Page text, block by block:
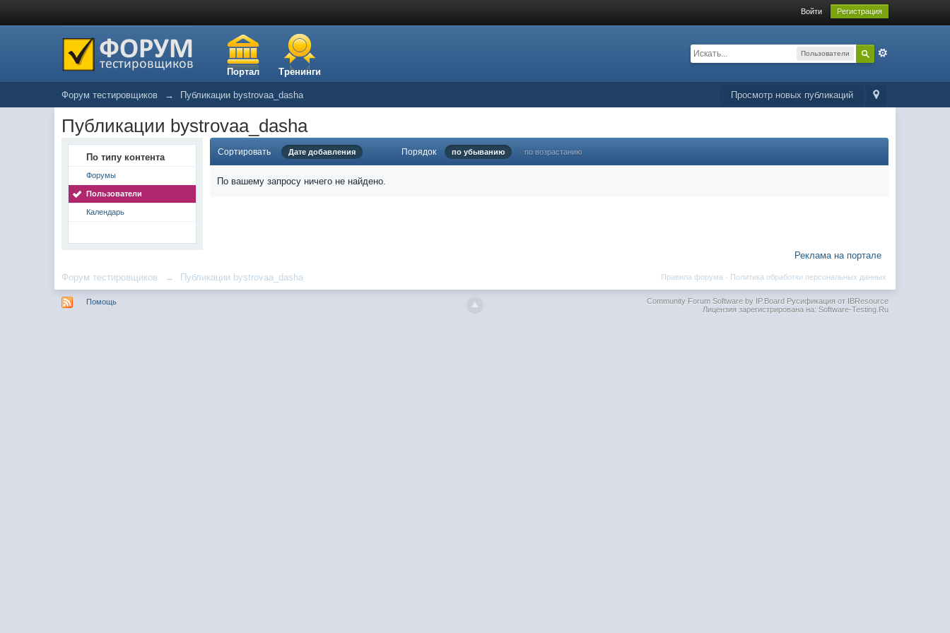
Войти Регистрация
Портал Тренинги
Пользователи
Просмотр новых публикаций
Форум тестировщиков → Публикации bystrovaa_dasha
Публикации bystrovaa_dasha
По типу контента
Форумы
Пользователи
Календарь
Сортировать Дате добавления Порядок по убыванию по возрастанию
По вашему запросу ничего не найдено.
Реклама на портале
Форум тестировщиков → Публикации bystrovaa_dasha Политика обработки персональных данных
Правила форума ·
Помощь Community Forum Software by IP.BoardРусификация от IBResource
Лицензия зарегистрирована на: Software-Testing.Ru